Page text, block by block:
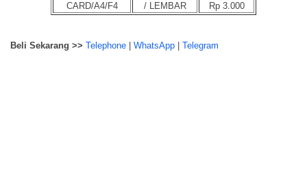
CARD/A4/F4
/ LEMBAR Rp 3.000
Beli Sekarang >> Telephone WhatsApp Telegram